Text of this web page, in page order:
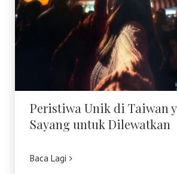
Peristiwa Unik di Taiwan
untuk Dilewatkan
Peristiwa Unik di Taiwan
Sayang untuk Dilewatkan
Baca Lagi